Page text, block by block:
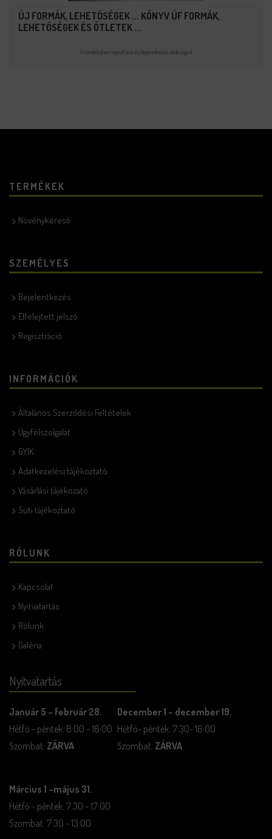
ÚJ FORMÁK, LEHETŐSÉGEK ... KÖNYV ÚF FORMÁK,
LEHETŐSÉGEK ÉS ÖTLETEK ...
A rendeléshez regisztráció és bejelentkezés szükséges!
TERMÉKEK
Növénykereső
SZEMÉLYES
Bejelentkezés
Elfelejtett jelszó
Regisztráció
INFORMÁCIÓK
Általános Szerződési Feltételek
Ügyfélszolgalat
GYIK
Adatkezelési tájékoztató
Vásárlási tájékozató
Süti tájékoztató
RÓLUNK
Kapcsolat
Nyitvatartás
Rólunk
Galéria
Nyitvatartás
Január 5 – február 28.
Hétfő - péntek: 8:00 - 16:00
Szombat: ZÁRVA
December 1 – december 19.
Hétfő- péntek: 7:30- 16:00
Szombat: ZÁRVA
Március 1 –május 31.
Hétfő - péntek: 7:30 - 17:00
Szombat: 7:30 - 13:00